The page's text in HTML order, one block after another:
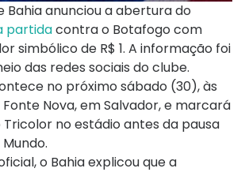
Bahia anunciou a abertura do
partidacontra o Botafogo com
simbólico de R$ 1. A informação foi
das redes sociais do clube.
no próximo sábado (30), às
Fonte Nova, em Salvador, e marcará
no estádio antes da pausa
o Bahia explicou que a